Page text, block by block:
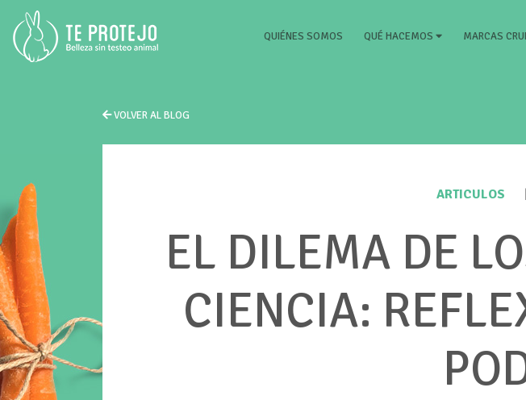
QUIÉNES SOMOS (CURRENT)
QUÉ HACEMOS MARCAS
VOLVER AL BLOG
ARTICULOS
EL DILEMA DE
CIENCIA: